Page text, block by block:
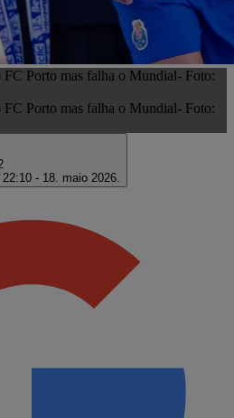
Porto mas falha o Mundial- Foto:
Porto mas falha o Mundial- Foto:
22:10 - 18. maio 2026.